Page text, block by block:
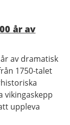
år av
av dramatisk
1750-talet
vikingaskepp
uppleva